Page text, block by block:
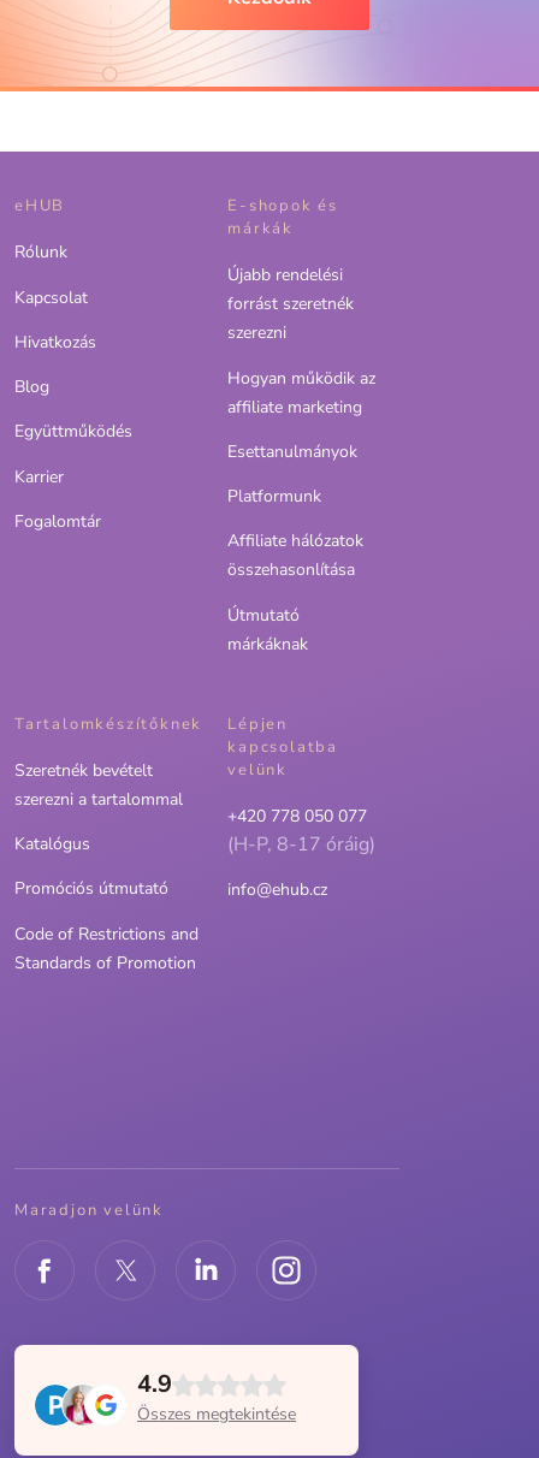
eHUB
Rólunk
Kapcsolat
Hivatkozás
Blog
Együttműködés
Karrier
Fogalomtár
E-shopok és
márkák
Újabb rendelési
forrást szeretnék
szerezni
Hogyan működik az
affiliate marketing
Esettanulmányok
Platformunk
Affiliate hálózatok
összehasonlítása
Útmutató
márkáknak
Tartalomkészítőknek
Szeretnék bevételt
szerezni a tartalommal
Katalógus
Promóciós útmutató
Code of Restrictions and
Standards of Promotion
Lépjen
kapcsolatba
velünk
+420 778 050 077
(H-P, 8-17 óráig)
info@ehub.cz
Maradjon velünk
4.9
Összes megtekintése